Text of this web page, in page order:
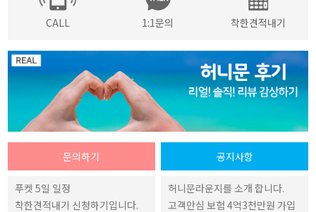
CALL 1:1문의 착한견적내기
문의하기 공지사항
푸켓 5일 일정
착한견적내기 신청하기입니다.
허니문라운지를 소개 합니다.
고객안심 보험 4억3천만원 가입